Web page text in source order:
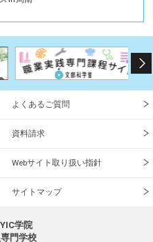
よくあるご質問
資料請求
Webサイト取り扱い指針
サイトマップ
学院
門学校